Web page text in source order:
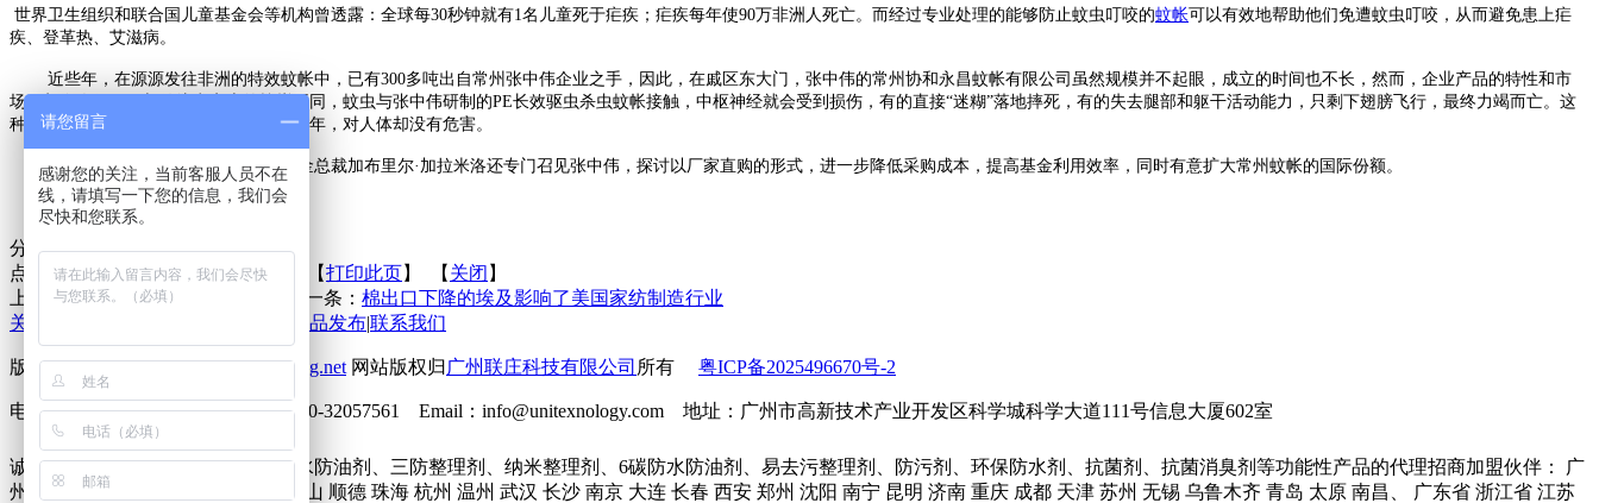
世界卫生组织和联合国儿童基金会等机构曾透露：全球每30秒钟就有1名儿童死于疟疾；疟疾每年使90万非洲人死亡。而经过专业处理的能够防止蚊虫叮咬的蚊帐可以有效地帮助他们免遭蚊虫叮咬，从而避免患上疟
疾、登革热、艾滋病。
近些年，在源源发往非洲的特效蚊帐中，已有300多吨出自常州张中伟企业之手，因此，在戚区东大门，张中伟的常州协和永昌蚊帐有限公司虽然规模并不起眼，成立的时间也不长，然而，企业产品的特性和市
场，却令人侧目。与传统意义上的蚊帐不同，蚊虫与张中伟研制的PE长效驱虫杀虫蚊帐接触，中枢神经就会受到损伤，有的直接“迷糊”落地摔死，有的失去腿部和躯干活动能力，只剩下翅膀飞行，最终力竭而亡。这
种蚊帐所含的抗蚊虫成分功效可持续3至5年，对人体却没有危害。
由于产品价廉物美，联合国全球基金总裁加布里尔·加拉米洛还专门召见张中伟，探讨以厂家直购的形式，进一步降低采购成本，提高基金利用效率，同时有意扩大常州蚊帐的国际份额。
分享到：
点击次数：更新时间：2013-12-18 【打印此页 】 【 关闭 】
上一条：靓点再现的防静电面料 下一条： 棉出口下降的埃及影响了美国家纺制造行业
关于联庄
新品发布联系我们
版权所有 2013©http://www.lianzhuang.net网站版权归 广州联庄科技有限公司 所有 粤ICP备2025496670号-2
电话：86-20-32058382 传真：86-20-32057561 Email：info@unitexnology.com 地址：广州市高新技术产业开发区科学城科学大道111号信息大厦602室
诚征下列地区无氟防水剂、六碳防水防油剂、三防整理剂、纳米整理剂、6碳防水防油剂、易去污整理剂、防污剂、环保防水剂、抗菌剂、抗菌消臭剂等功能性产品的代理招商加盟伙伴： 广
州市 深圳市 北京 上海 东莞 佛山 中山 顺德 珠海 杭州 温州 武汉 长沙 南京 大连 长春 西安 郑州 沈阳 南宁 昆明 济南 重庆 成都 天津 苏州 无锡 乌鲁木齐 青岛 太原 南昌、 广东省 浙江省 江苏
请您留言
感谢您的关注，当前客服人员不在
线，请填写一下您的信息，我们会
尽快和您联系。